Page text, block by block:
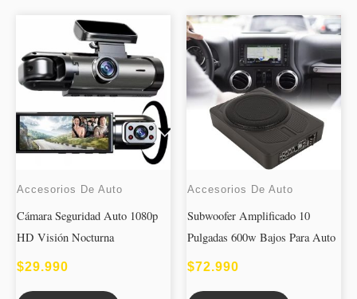
Accesorios De Auto
Cámara Seguridad Auto 1080p
HD Visión Nocturna
$29.990
Accesorios De Auto
Subwoofer Amplificado 10
Pulgadas 600w Bajos Para Auto
$72.990